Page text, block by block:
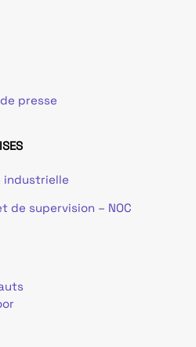
presse
industrielle
de supervision – NOC